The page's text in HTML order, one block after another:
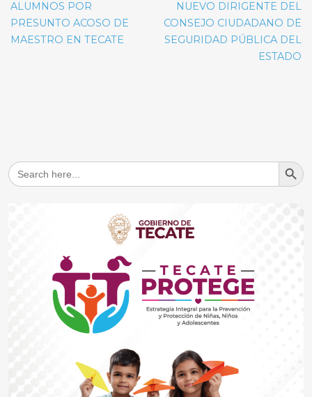
ALUMNOS POR
PRESUNTO ACOSO DE
MAESTRO EN TECATE
NUEVO DIRIGENTE DEL
CONSEJO CIUDADANO DE
SEGURIDAD PÚBLICA DEL
ESTADO
Search
for:
Search